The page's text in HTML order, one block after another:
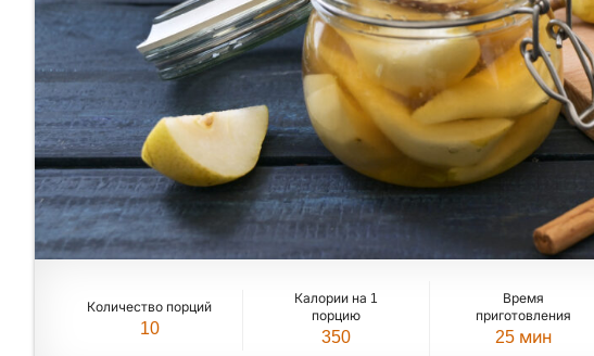
Количество порций
10
Калории на 1
порцию
350
Время
приготовления
25 мин